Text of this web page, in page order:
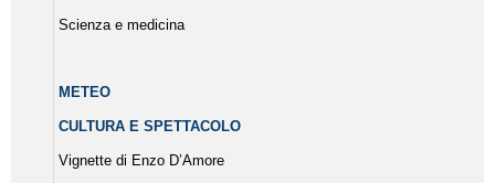
Scienza e medicina
METEO
CULTURA E SPETTACOLO
Vignette di Enzo D’Amore